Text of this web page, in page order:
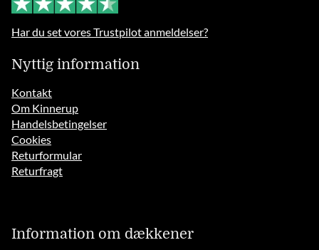
Har du set vores Trustpilot anmeldelser?
Nyttig information
Kontakt
Om Kinnerup
Handelsbetingelser
Cookies
Returformular
Returfragt
Information om dækkener